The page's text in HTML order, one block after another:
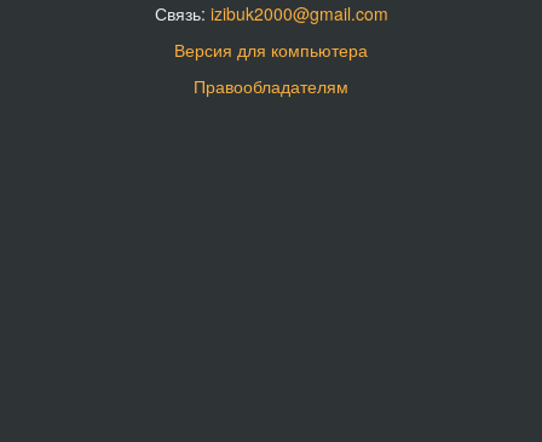
Связь: izibuk2000@gmail.com
Версия для компьютера
Правообладателям